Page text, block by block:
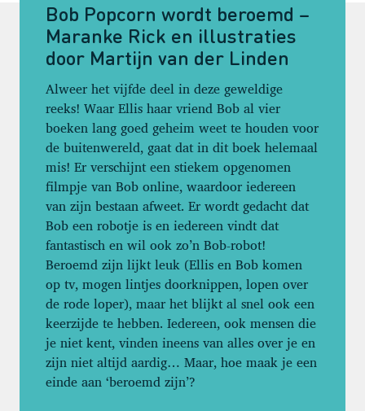
Bob Popcorn wordt beroemd –
Maranke Rick en illustraties
door Martijn van der Linden
Alweer het vijfde deel in deze geweldige
reeks! Waar Ellis haar vriend Bob al vier
boeken lang goed geheim weet te houden voor
de buitenwereld, gaat dat in dit boek helemaal
mis! Er verschijnt een stiekem opgenomen
filmpje van Bob online, waardoor iedereen
van zijn bestaan afweet. Er wordt gedacht dat
Bob een robotje is en iedereen vindt dat
fantastisch en wil ook zo’n Bob-robot!
Beroemd zijn lijkt leuk (Ellis en Bob komen
op tv, mogen lintjes doorknippen, lopen over
de rode loper), maar het blijkt al snel ook een
keerzijde te hebben. Iedereen, ook mensen die
je niet kent, vinden ineens van alles over je en
zijn niet altijd aardig… Maar, hoe maak je een
einde aan ‘beroemd zijn’?